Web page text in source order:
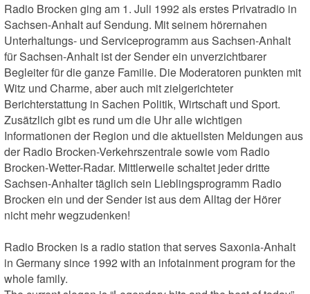
Radio Brocken ging am 1. Juli 1992 als erstes Privatradio in
Sachsen-Anhalt auf Sendung. Mit seinem hörernahen
Unterhaltungs- und Serviceprogramm aus Sachsen-Anhalt
für Sachsen-Anhalt ist der Sender ein unverzichtbarer
Begleiter für die ganze Familie. Die Moderatoren punkten mit
Witz und Charme, aber auch mit zielgerichteter
Berichterstattung in Sachen Politik, Wirtschaft und Sport.
Zusätzlich gibt es rund um die Uhr alle wichtigen
Informationen der Region und die aktuellsten Meldungen aus
der Radio Brocken-Verkehrszentrale sowie vom Radio
Brocken-Wetter-Radar. Mittlerweile schaltet jeder dritte
Sachsen-Anhalter täglich sein Lieblingsprogramm Radio
Brocken ein und der Sender ist aus dem Alltag der Hörer
nicht mehr wegzudenken!
Radio Brocken is a radio station that serves Saxonia-Anhalt
in Germany since 1992 with an infotainment program for the
whole family.